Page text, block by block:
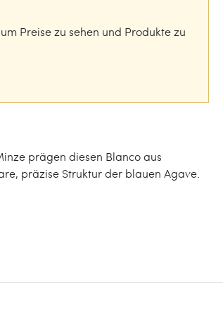
Preise zu sehen und Produkte zu
prägen diesen Blanco aus
präzise Struktur der blauen Agave.